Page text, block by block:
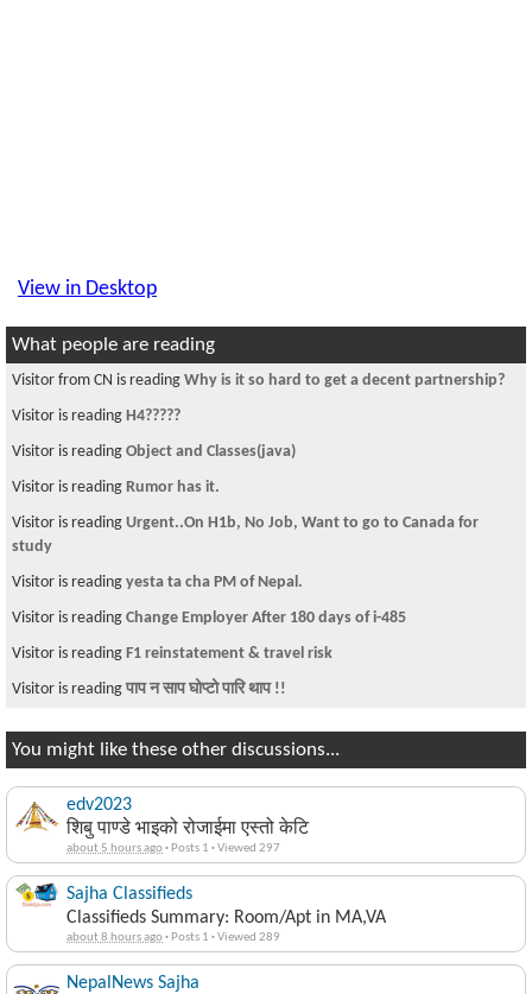
View in Desktop
What people are reading
Visitor from CN is reading Why is it so hard to get a decent partnership?
Visitor is reading H4?????
Visitor is reading Object and Classes(java)
Visitor is reading Rumor has it.
Visitor is reading Urgent..On H1b, No Job, Want to go to Canada for
study
Visitor is reading yesta ta cha PM of Nepal.
Visitor is reading Change Employer After 180 days of i-485
Visitor is reading F1 reinstatement & travel risk
Visitor is reading पाप न साप घोप्टो पारि थाप !!
You might like these other discussions...
edv2023
शिबु पाण्डे भाइको रोजाईमा एस्तो केटि
about 5 hours ago· Posts 1 ·Viewed 297
Sajha Classifieds
Classifieds Summary: Room/Apt in MA,VA
about 8 hours ago· Posts 1 ·Viewed 289
NepalNews Sajha